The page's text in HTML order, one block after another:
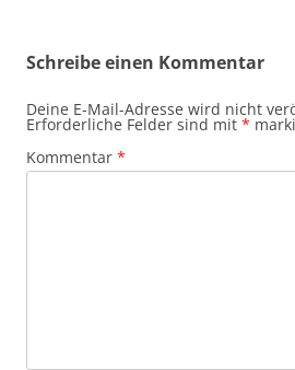
Schreibe einen Kommentar
Deine E-Mail-Adresse wird nicht
Erforderliche Felder sind mit *
Kommentar *